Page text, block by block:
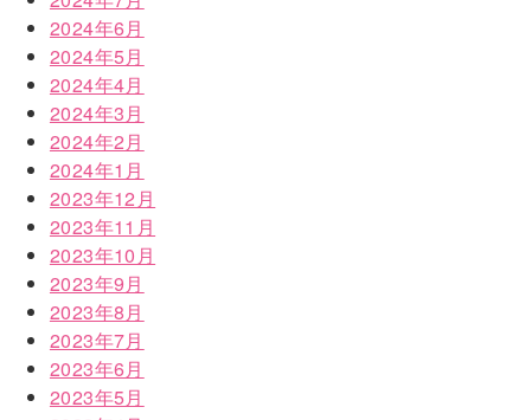
2024年6月
2024年5月
2024年4月
2024年3月
2024年2月
2024年1月
2023年12月
2023年11月
2023年10月
2023年9月
2023年8月
2023年7月
2023年6月
2023年5月